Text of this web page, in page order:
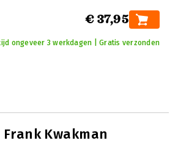
€ 37,95
ongeveer 3 werkdagen | Gratis verzonden
Frank Kwakman